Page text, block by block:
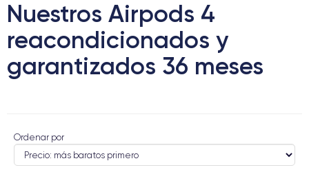
Nuestros Airpods 4
reacondicionados y
garantizados 36 meses
Ordenar por